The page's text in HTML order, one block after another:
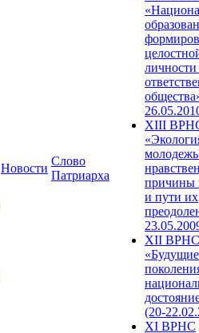
Новости
Слово
Патриарха
XIII
причины
и пути их
XII ВРНС
«Будущие
(20-
XI ВРНС